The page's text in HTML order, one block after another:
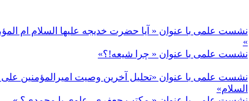
نشست علمی با عنوان « آیا حضرت خدیجه علیها السلام ام
»
نشست علمی با عنوان « چرا شیعه!؟»
نشست علمی با عنوان «تحلیل آخرین وصیت امیرالمؤمنین علی
السلام»